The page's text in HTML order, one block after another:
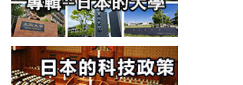
波動疊加所致
科學研究
東京都產技研採用新手法開發出可穩定工作
至300℃的介電材料，已驗證電容器可在汽車
發動機等高溫環境下工作
經濟・社會
日本生成式AI使用者佔比一年內翻倍，但與
中美德仍有較大差距
政策